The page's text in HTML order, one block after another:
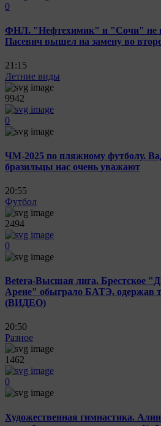
0
ФНЛ. "Нефтехимик" и "Сочи" не
Пасевич вышел на замену во
21:15
Летние виды
9942
0
ЧМ-2025 по пляжному футболу.
бразильцы нас очень уважают
20:55
Футбол
2494
0
Betera-Высшая лига. Брестское
Арене" обыграло БАТЭ, одержав
(ВИДЕО)
20:50
Разное
1462
0
Художественная гимнастика.